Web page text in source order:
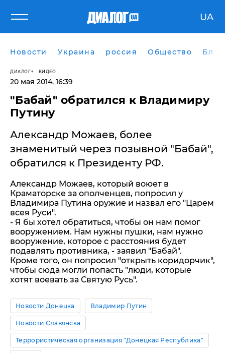
UA
Новости Украина россия Общество
ДИАЛОГ ВИДЕО
20 мая 2014, 16:39
"Бабай" обратился к Владимиру
Путину
Александр Можаев, более
знаменитый через позывной "Бабай",
обратился к Президенту РФ.
Александр Можаев, который воюет в
Краматорске за ополченцев, попросил у
Владимира Путина оружие и назвал его "Царем
всея Руси".
- Я бы хотел обратиться, чтобы он нам помог
вооружением. Нам нужны пушки, нам нужно
вооружение, которое с расстояния будет
подавлять противника, - заявил "Бабай".
Кроме того, он попросил "открыть коридорчик",
чтобы сюда могли попасть "люди, которые
хотят воевать за Святую Русь".
Новости Донецка Владимир Путин
Новости Славянска
Террористическая организация "Донецкая Республика"